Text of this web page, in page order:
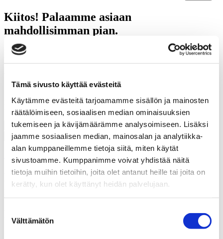
Tämä sivusto käyttää evästeitä
Käytämme evästeitä tarjoamamme sisällön ja mainosten
räätälöimiseen, sosiaalisen median ominaisuuksien
tukemiseen ja kävijämäärämme analysoimiseen. Lisäksi
jaamme sosiaalisen median, mainosalan ja analytiikka-
alan kumppaneillemme tietoja siitä, miten käytät
sivustoamme. Kumppanimme voivat yhdistää näitä
tietoja muihin tietoihin, joita olet antanut heille tai joita on
kerätty, kun olet käyttänyt heidän palvelujaan.
valinta
Välttämätön
Kiitos! Palaamme asiaan
mahdollisimman pian.
Epäonnistui
Autamme sinua laskemaan tulevat säästösi, jotka saat
lämpöpumpulla.
Hyväksyn, että Thermia rekisteröi yhteystietoni tapausta varten.
Lue lisää siitä, kuinka Thermia käsittelee henkilötietojasi
Kiitos! Palaamme asiaan
mahdollisimman pian.